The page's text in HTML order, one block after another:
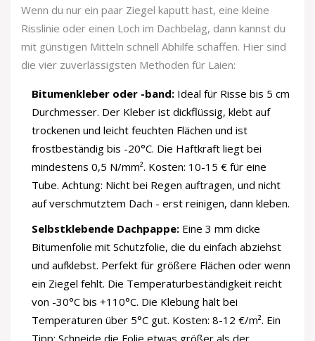
Wenn du nur ein paar Ziegel kaputt hast, eine kleine
Risslinie oder einen Loch im Dachbelag, dann kannst du
mit günstigen Mitteln schnell Abhilfe schaffen. Hier sind
die vier zuverlässigsten Methoden für Laien:
Bitumenkleber oder -band: Ideal für Risse bis 5 cm
Durchmesser. Der Kleber ist dickflüssig, klebt auf
trockenen und leicht feuchten Flächen und ist
frostbeständig bis -20°C. Die Haftkraft liegt bei
mindestens 0,5 N/mm². Kosten: 10-15 € für eine
Tube. Achtung: Nicht bei Regen auftragen, und nicht
auf verschmutztem Dach - erst reinigen, dann kleben.
Selbstklebende Dachpappe: Eine 3 mm dicke
Bitumenfolie mit Schutzfolie, die du einfach abziehst
und aufklebst. Perfekt für größere Flächen oder wenn
ein Ziegel fehlt. Die Temperaturbeständigkeit reicht
von -30°C bis +110°C. Die Klebung hält bei
Temperaturen über 5°C gut. Kosten: 8-12 €/m². Ein